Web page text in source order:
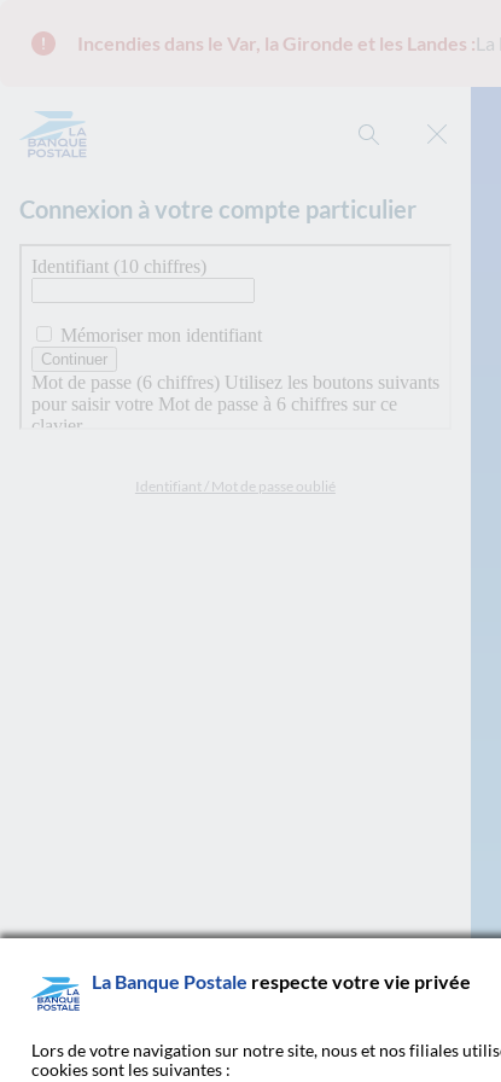
Incendies dans le Var, la Gironde et les Landes :
Rechercher
Connexion à votre compte particulier
Identifiant / Mot de passe oublié
La Banque Postale respecte votre vie privée
Lors de votre navigation sur notre site, nous et nos filiales
cookies sont les suivantes :